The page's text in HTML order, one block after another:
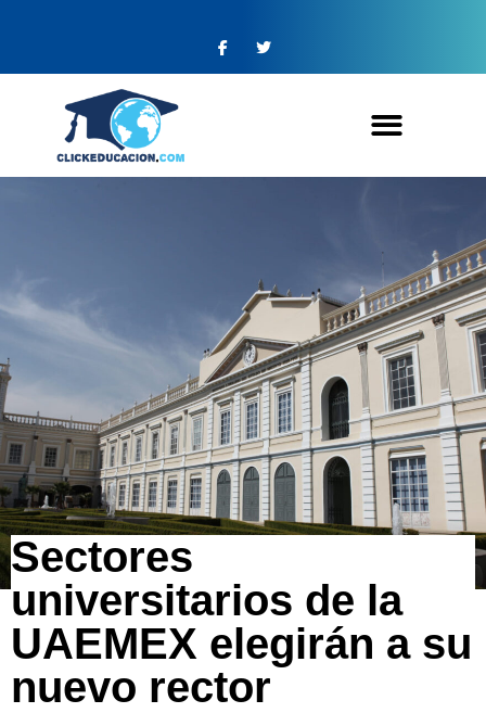
Sectores
universitarios de la
UAEMEX elegirán a su
nuevo rector